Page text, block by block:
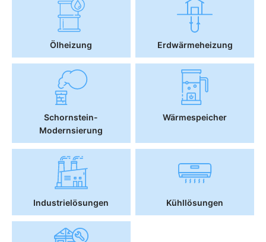
Ölheizung Erdwärmeheizung
Schornstein-
Modernsierung
Wärmespeicher
Industrielösungen Kühllösungen